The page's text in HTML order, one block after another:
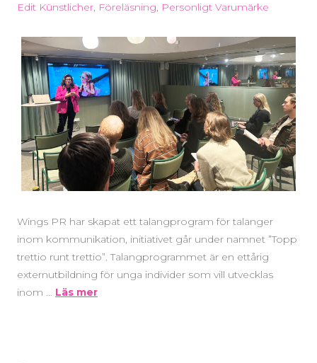
Edit Künstlicher, Föreläsning, Personligt Varumärke
Wings PR har skapat ett talangprogram för talanger
inom kommunikation, initiativet går under namnet ”Topp
trettio runt trettio”. Talangprogrammet är en ettårig
externutbildning för unga individer som vill utvecklas
inom … Läs mer